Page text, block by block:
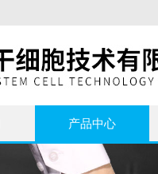
产品中心